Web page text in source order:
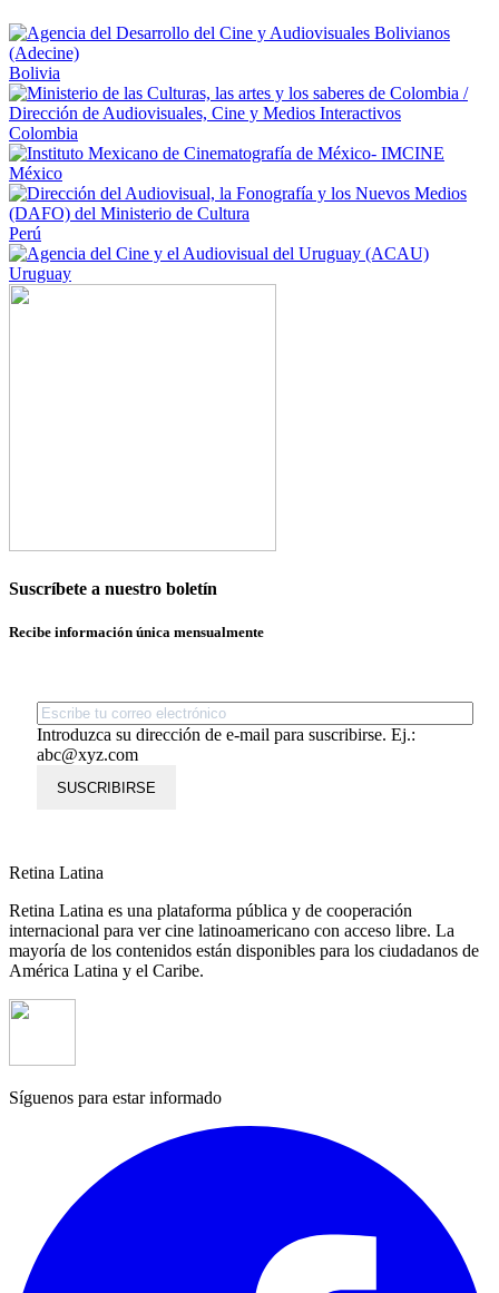
Bolivia
Colombia
México
Perú
Uruguay
Suscríbete a nuestro boletín
Recibe información única mensualmente
Introduzca su dirección de e-mail para suscribirse. Ej.:
abc@xyz.com
SUSCRIBIRSE
Retina Latina
Retina Latina es una plataforma pública y de cooperación
internacional para ver cine latinoamericano con acceso libre. La
mayoría de los contenidos están disponibles para los ciudadanos de
América Latina y el Caribe.
Síguenos para estar informado